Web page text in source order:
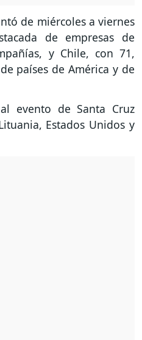
de miércoles a viernes
de empresas de
y Chile, con 71,
países de América y de
evento de Santa Cruz
Estados Unidos y